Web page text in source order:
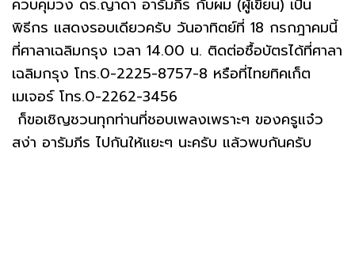
พิธีกร แสดงรอบเดียวครับ วันอาทิตย์ที่ 18 กรกฎาคมนี้
ที่ศาลาเฉลิมกรุง เวลา 14.00 น. ติดต่อซื้อบัตรได้ที่ศาลา
เฉลิมกรุง โทร.0-2225-8757-8 หรือที่ไทยทิคเก็ต
เมเจอร์ โทร.0-2262-3456
ก็ขอเชิญชวนทุกท่านที่ชอบเพลงเพราะๆ ของครูแจ๋ว
สง่า อารัมภีร ไปกันให้แยะๆ นะครับ แล้วพบกันครับ